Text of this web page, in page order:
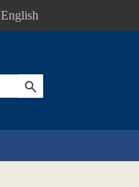
English